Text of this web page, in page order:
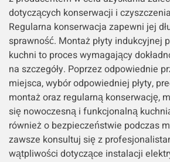
dotyczących konserwacji i
Regularna konserwacja zapewni jej
sprawność. Montaż płyty indukcyjnej
kuchni to proces wymagający
na szczegóły. Poprzez odpowiednie
miejsca, wybór odpowiedniej płyty,
montaż oraz regularną konserwację,
się nowoczesną i funkcjonalną
również o bezpieczeństwie podczas
zawsze konsultuj się z
wątpliwości dotyczące instalacji